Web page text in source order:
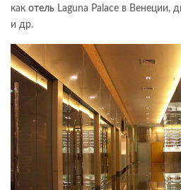
как отель Laguna Palace в Венеции,
и др.